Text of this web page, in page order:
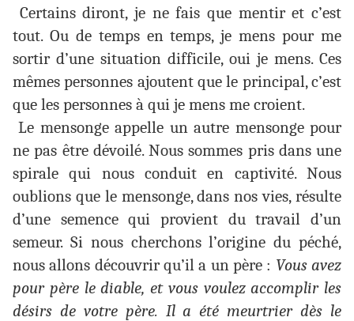
Certains diront, je ne fais que mentir et c’est
tout. Ou de temps en temps, je mens pour me
sortir d’une situation difficile, oui je mens. Ces
mêmes personnes ajoutent que le principal, c’est
que les personnes à qui je mens me croient.
Le mensonge appelle un autre mensonge pour
ne pas être dévoilé. Nous sommes pris dans une
spirale qui nous conduit en captivité. Nous
oublions que le mensonge, dans nos vies, résulte
d’une semence qui provient du travail d’un
semeur. Si nous cherchons l’origine du péché,
nous allons découvrir qu’il a un père : Vous avez
pour père le diable, et vous voulez accomplir les
désirs de votre père. Il a été meurtrier dès le